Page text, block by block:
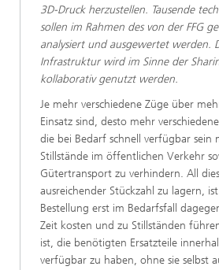
3D-Druck herzustellen. Tausende
sollen im Rahmen des von der FFG
analysiert und ausgewertet werden.
Infrastruktur wird im Sinne der
kollaborativ genutzt werden.
Je mehr verschiedene Züge über
Einsatz sind, desto mehr
die bei Bedarf schnell verfügbar sein
Stillstände im öffentlichen Verkehr
Gütertransport zu verhindern. All
ausreichender Stückzahl zu lagern,
Bestellung erst im Bedarfsfall
Zeit kosten und zu Stillständen
ist, die benötigten Ersatzteile
verfügbar zu haben, ohne sie selbst